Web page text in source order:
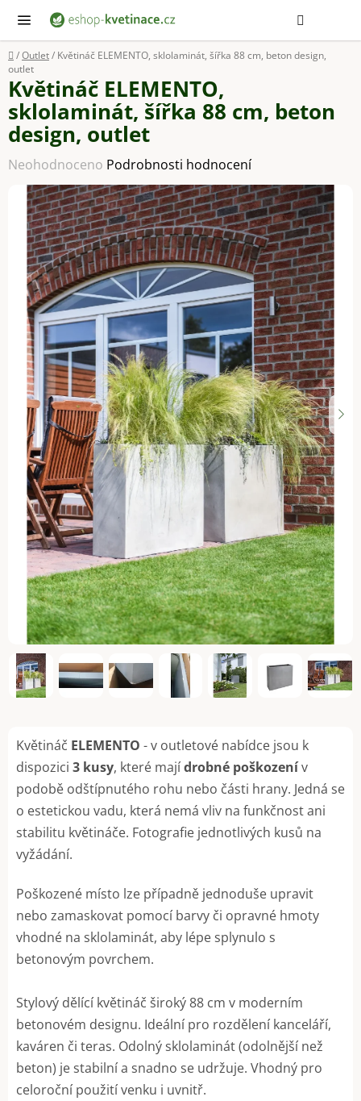
obsah
Domů
/Outlet/ Květináč ELEMENTO, sklolaminát, šířka 88 cm, beton design,
outlet
Květináč ELEMENTO - v outletové nabídce jsou k
dispozici 3 kusy, které majídrobné poškozenív
podobě odštípnutého rohu nebo části hrany. Jedná se
o estetickou vadu, která nemá vliv na funkčnost ani
stabilitu květináče. Fotografie jednotlivých kusů na
vyžádání.
Poškozené místo lze případně jednoduše upravit
nebo zamaskovat pomocí barvy či opravné hmoty
vhodné na sklolaminát, aby lépe splynulo s
betonovým povrchem.
Stylový dělící květináč široký 88 cm v moderním
betonovém designu. Ideální pro rozdělení kanceláří,
kaváren či teras. Odolný sklolaminát (odolnější než
beton) je stabilní a snadno se udržuje. Vhodný pro
celoroční použití venku i uvnitř.
Květináč ELEMENTO,
sklolaminát, šířka 88 cm, beton
design, outlet
Průměrné
hodnocení
produktu
hvězdiček.
Neohodnoceno Podrobnosti hodnocení